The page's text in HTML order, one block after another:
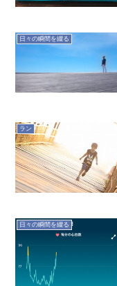
日々の瞬間を綴る
ラン
日々の瞬間を綴る